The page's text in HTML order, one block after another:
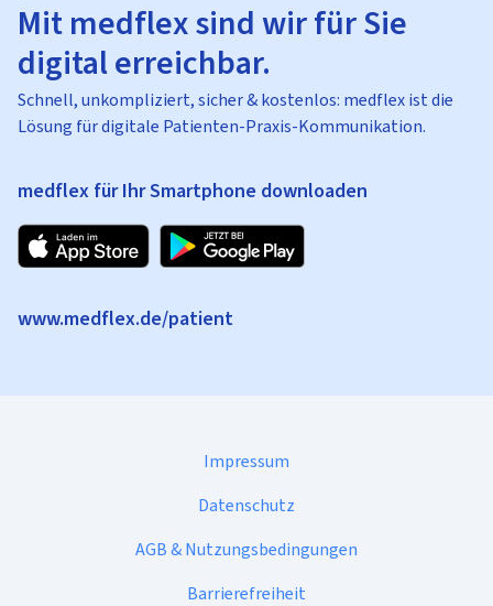
Mit medflex sind wir für Sie
digital erreichbar.
Schnell, unkompliziert, sicher & kostenlos: medflex ist die
Lösung für digitale Patienten-Praxis-Kommunikation.
medflex für Ihr Smartphone downloaden
www.medflex.de/patient
Impressum
Datenschutz
AGB & Nutzungsbedingungen
Barrierefreiheit